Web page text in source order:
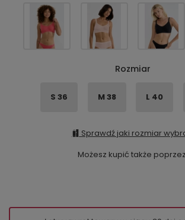
Rozmiar
S 36 M 38 L 40
Sprawdź jaki rozmiar
Możesz kupić także